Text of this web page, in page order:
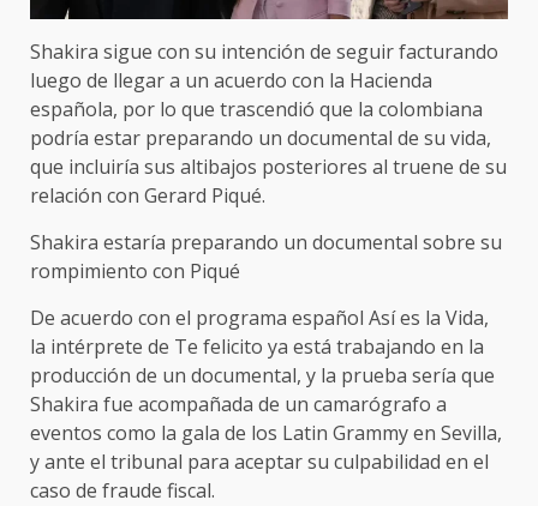
Shakira sigue con su intención de seguir facturando
luego de llegar a un acuerdo con la Hacienda
española, por lo que trascendió que la colombiana
podría estar preparando un documental de su vida,
que incluiría sus altibajos posteriores al truene de su
relación con Gerard Piqué.
Shakira estaría preparando un documental sobre su
rompimiento con Piqué
De acuerdo con el programa español Así es la Vida,
la intérprete de Te felicito ya está trabajando en la
producción de un documental, y la prueba sería que
Shakira fue acompañada de un camarógrafo a
eventos como la gala de los Latin Grammy en Sevilla,
y ante el tribunal para aceptar su culpabilidad en el
caso de fraude fiscal.